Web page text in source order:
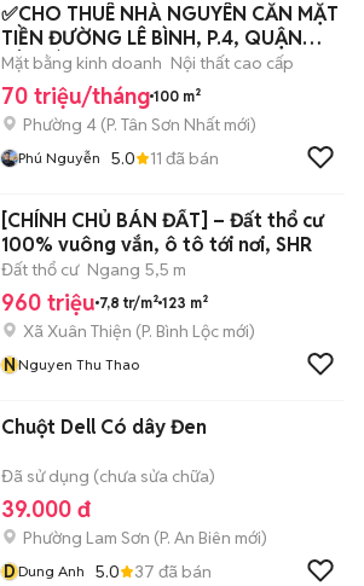
✅CHO THUÊ NHÀ NGUYÊN CĂN MẶT
TIỀN ĐƯỜNG LÊ BÌNH, P.4, QUẬN
TÂN BÌNH
Mặt bằng kinh doanh Nội thất cao cấp
70 triệu/tháng 100 m²
Phường 4 (P. Tân Sơn Nhất mới)
Phú Nguyễn 5.0 11 đã bán
​[CHÍNH CHỦ BÁN ĐẤT] – Đất thổ cư
100% vuông vắn, ô tô tới nơi, SHR
Đất thổ cư Ngang 5,5 m
960 triệu 7,8 tr/m² 123 m²
Xã Xuân Thiện (P. Bình Lộc mới)
NNguyen Thu Thao
Chuột Dell Có dây Đen
Đã sử dụng (chưa sửa chữa)
39.000 đ
Phường Lam Sơn (P. An Biên mới)
DDung Anh 5.0 37 đã bán